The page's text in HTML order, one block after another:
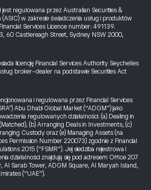
jest regulowana przez Australian Securities &
w zakresie świadczenia usług i produktów
Services Licence number: 491139.
60 Castlereagh Street, Sydney NSW 2000,
licencję Financial Services Authority Seychelles
broker-dealer na podstawie Securities Act
i regulowana przez Financial Services
Abu Dhabi Global Market (“ADGM”) jako
regulowanych działalności: (a) Dealing in
(b) Arranging Deals in Investments, (c)
Custody oraz (e) Managing Assets (na
Permission Number 220073) zgodnie z Financial
2015 (“FSMR”). Jej siedziba rejestrowa i
działalności znajdują się pod adresem Office 207
Al Sarab Tower, ADGM Square, Al Maryah Island,
(“UAE”).